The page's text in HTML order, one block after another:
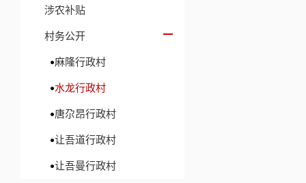
涉农补贴
村务公开
麻隆行政村
水龙行政村
唐尕昂行政村
让吾道行政村
让吾曼行政村